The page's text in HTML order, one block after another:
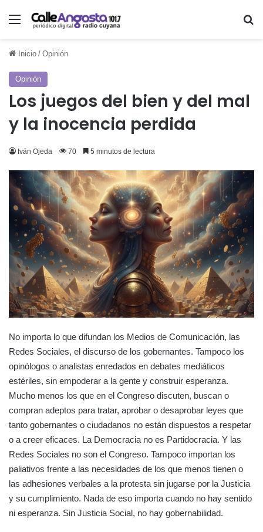
Menú
Inicio / Opinión
Opinión
Los juegos del bien y del mal
y la inocencia perdida
Iván Ojeda 70 5 minutos de lectura
No importa lo que difundan los Medios de Comunicación, las
Redes Sociales, el discurso de los gobernantes. Tampoco los
opinólogos o analistas enredados en debates mediáticos
estériles, sin empoderar a la gente y construir esperanza.
Mucho menos los que en el Congreso discuten, buscan o
compran adeptos para tratar, aprobar o desaprobar leyes que
tanto gobernantes o ciudadanos no están dispuestos a respetar
o a creer eficaces. La Democracia no es Partidocracia. Y las
Redes Sociales no son el Congreso. Tampoco importan los
paliativos frente a las necesidades de los que menos tienen o
las adhesiones verbales a la protesta sin jugarse por la Justicia
y su cumplimiento. Nada de eso importa cuando no hay sentido
ni esperanza. Sin Justicia Social, no hay gobernabilidad.